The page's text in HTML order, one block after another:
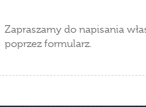
Zapraszamy do napisania
poprzez formularz.